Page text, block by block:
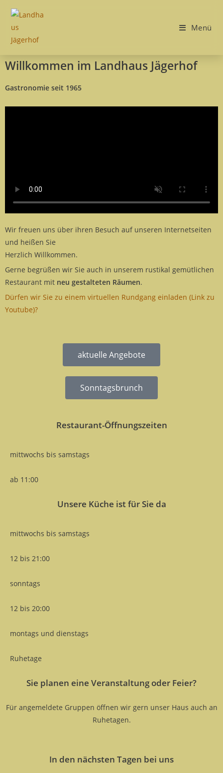
Menü
Willkommen im Landhaus Jägerhof
Gastronomie seit 1965
Wir freuen uns über ihren Besuch auf unseren Internetseiten
und heißen Sie
Herzlich Willkommen.
Gerne begrüßen wir Sie auch in unserem rustikal gemütlichen
Restaurant mit neu gestalteten Räumen.
Dürfen wir Sie zu einem virtuellen Rundgang einladen (Link zu
Youtube)?
aktuelle Angebote
Sonntagsbrunch
Restaurant-Öffnungszeiten
mittwochs bis samstags
ab 11:00
Unsere Küche ist für Sie da
mittwochs bis samstags
12 bis 21:00
sonntags
12 bis 20:00
montags und dienstags
Ruhetage
Sie planen eine Veranstaltung oder Feier?
Für angemeldete Gruppen öffnen wir gern unser Haus auch an
Ruhetagen.
In den nächsten Tagen bei uns